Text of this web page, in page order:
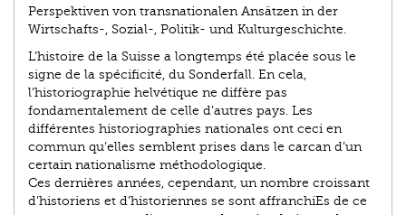
Perspektiven von transnationalen Ansätzen in der
Wirtschafts-, Sozial-, ­Politik- und Kulturgeschichte.
L’histoire de la Suisse a longtemps été placée sous le
signe de la spécificité, du Sonderfall. En cela,
l’historiographie helvétique ne diffère pas
fondamentalement de celle d’autres pays. Les
différentes historiographies nationales ont ceci en
commun qu’elles semblent prises dans le carcan d’un
certain nationalisme méthodologique.
Ces dernières années, cependant, un nombre croissant
d’historiens et d’historiennes se sont affranchiEs de ce